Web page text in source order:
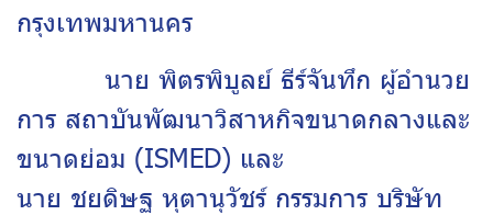
กรุงเทพมหานคร
นาย พิตรพิบูลย์ ธีร์จันทึก ผู้อำนวย
การ สถาบันพัฒนาวิสาหกิจขนาดกลางและ
ขนาดย่อม (ISMED) และ
นาย ชยดิษฐ หุตานุวัชร์ กรรมการ บริษัท